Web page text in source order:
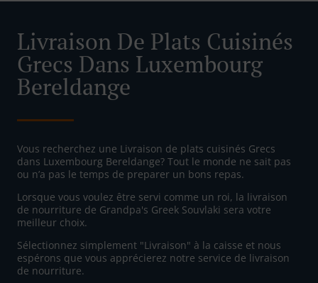
Livraison De Plats Cuisinés
Grecs Dans Luxembourg
Bereldange
Vous recherchez une Livraison de plats cuisinés Grecs
dans Luxembourg Bereldange? Tout le monde ne sait pas
ou n’a pas le temps de preparer un bons repas.
Lorsque vous voulez être servi comme un roi, la livraison
de nourriture de Grandpa's Greek Souvlaki sera votre
meilleur choix.
Sélectionnez simplement "Livraison" à la caisse et nous
espérons que vous apprécierez notre service de livraison
de nourriture.